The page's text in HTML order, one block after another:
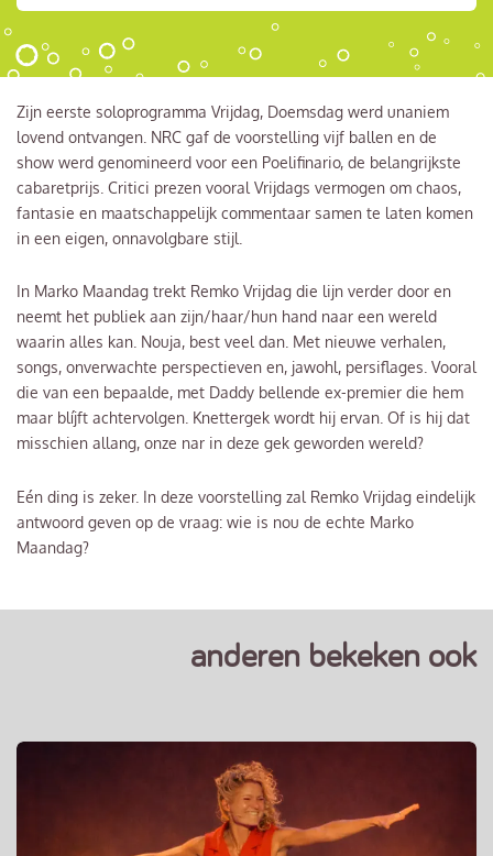
Zijn eerste soloprogramma Vrijdag, Doemsdag werd unaniem
lovend ontvangen. NRC gaf de voorstelling vijf ballen en de
show werd genomineerd voor een Poelifinario, de belangrijkste
cabaretprijs. Critici prezen vooral Vrijdags vermogen om chaos,
fantasie en maatschappelijk commentaar samen te laten komen
in een eigen, onnavolgbare stijl.
In Marko Maandag trekt Remko Vrijdag die lijn verder door en
neemt het publiek aan zijn/haar/hun hand naar een wereld
waarin alles kan. Nouja, best veel dan. Met nieuwe verhalen,
songs, onverwachte perspectieven en, jawohl, persiflages. Vooral
die van een bepaalde, met Daddy bellende ex-premier die hem
maar blíjft achtervolgen. Knettergek wordt hij ervan. Of is hij dat
misschien allang, onze nar in deze gek geworden wereld?
Eén ding is zeker. In deze voorstelling zal Remko Vrijdag eindelijk
antwoord geven op de vraag: wie is nou de echte Marko
Maandag?
anderen bekeken ook